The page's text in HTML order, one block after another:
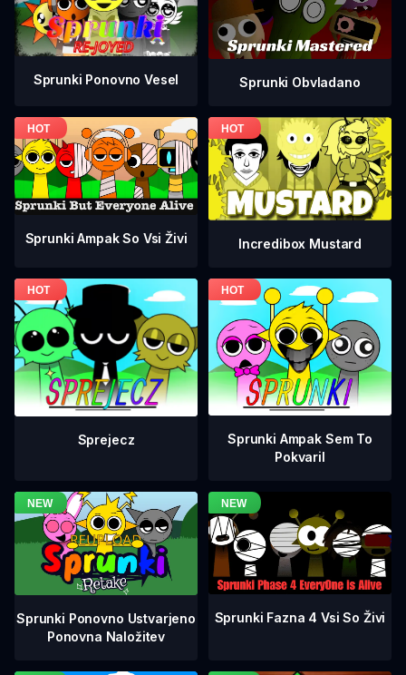
Sprunki Ponovno Vesel Sprunki Obvladano
Sprunki Ampak So Vsi Živi Incredibox Mustard
Sprejecz
Sprunki Ampak Sem To
Pokvaril
Sprunki Ponovno Ustvarjeno
Ponovna Naložitev
Sprunki Fazna 4 Vsi So Živi